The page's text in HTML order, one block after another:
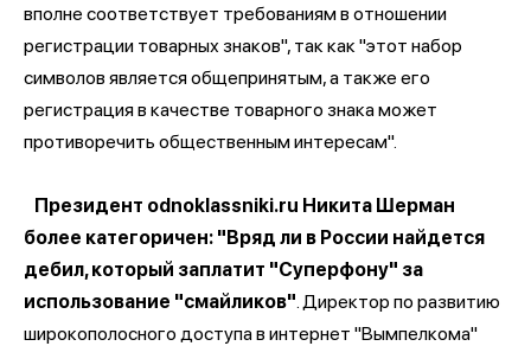
вполне соответствует требованиям в отношении
регистрации товарных знаков", так как "этот набор
символов является общепринятым, а также его
регистрация в качестве товарного знака может
противоречить общественным интересам".
Президент odnoklassniki.ru Никита Шерман
более категоричен: "Вряд ли в России найдется
дебил, который заплатит "Суперфону" за
использование "смайликов" . Директор по развитию
широкополосного доступа в интернет "Вымпелкома"